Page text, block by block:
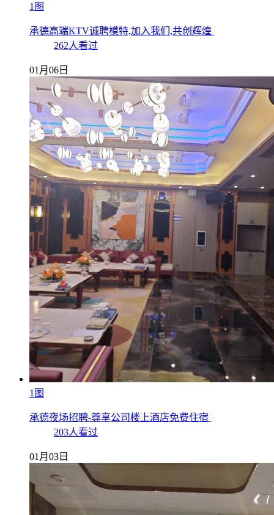
1图
承德高端KTV诚聘模特,加入我们,共创辉煌
262人看过
01月06日
1图
承德夜场招聘-尊享公司楼上酒店免费住宿
203人看过
01月03日